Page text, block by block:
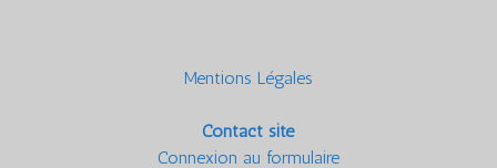
Mentions Légales
Contact site
Connexion au formulaire